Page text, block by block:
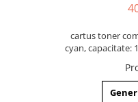
cartus toner
cyan, capacitate: